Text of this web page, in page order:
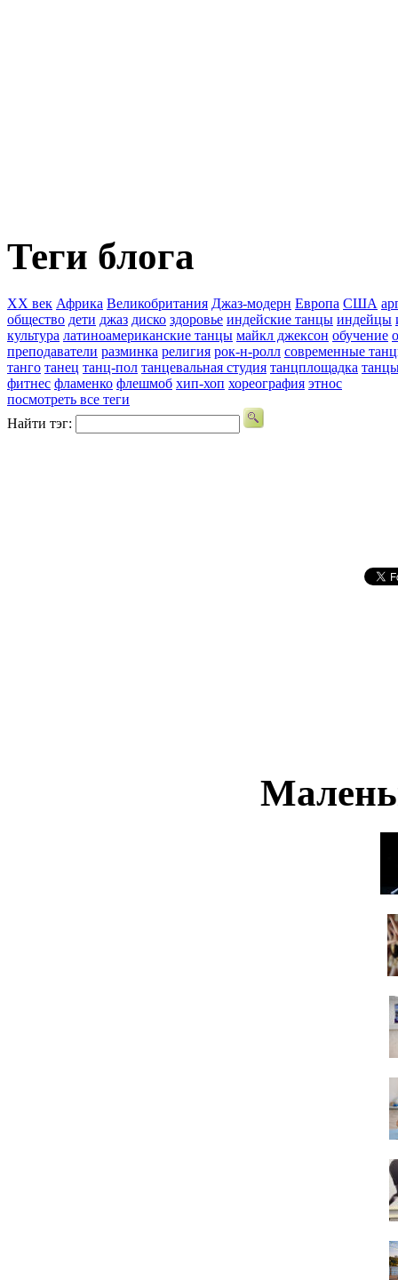
Теги блога
XX век Африка Великобритания Джаз-модерн Европа США
общество дети джаз диско здоровье индейские танцы индейцы
культура латиноамериканские танцы майкл джексон обучение
преподаватели разминка религия рок-н-ролл современные
танго танец танц-пол танцевальная студия танцплощадка
фитнес фламенко флешмоб хип-хоп хореография этнос
посмотреть все теги
Найти тэг: